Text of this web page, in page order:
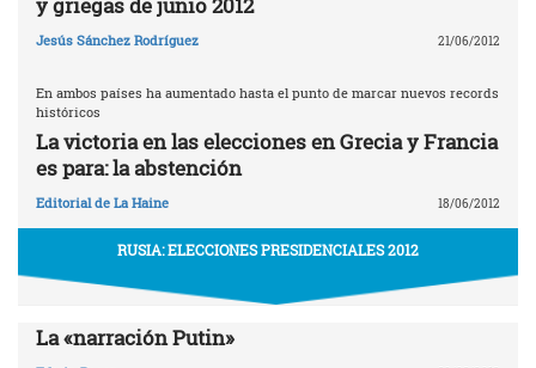
Jesús Sánchez Rodríguez 21/06/2012
En ambos países ha aumentado hasta el punto de marcar nuevos records
históricos
La victoria en las elecciones en Grecia y Francia
es para: la abstención
Editorial de La Haine 18/06/2012
RUSIA: ELECCIONES PRESIDENCIALES 2012
La «narración Putin»